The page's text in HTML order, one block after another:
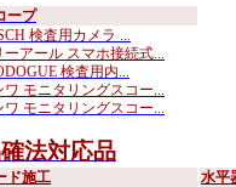
ープ
検査用カメラ ...
ーアール スマホ接続式...
検査用内...
ワ モニタリングスコー...
ワ モニタリングスコー...
法対応品
ド施工
水平